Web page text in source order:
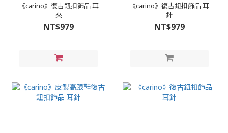
《carino》復古鈕扣飾品 耳
夾
NT$979
《carino》復古鈕扣飾品 耳
針
NT$979